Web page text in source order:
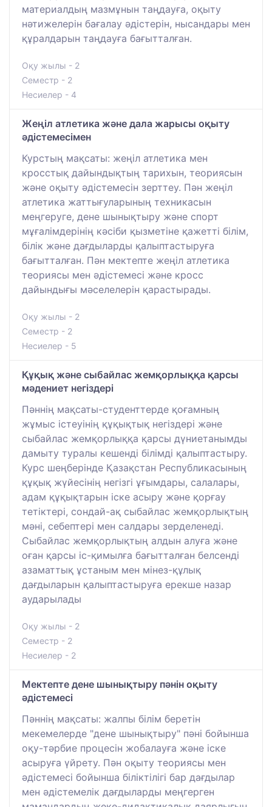
материалдың мазмұнын таңдауға, оқыту
нәтижелерін бағалау әдістерін, нысандары мен
құралдарын таңдауға бағытталған.
Оқу жылы - 2
Семестр - 2
Несиелер - 4
Жеңіл атлетика және дала жарысы оқыту
әдістемесімен
Курстың мақсаты: жеңіл атлетика мен
кросстық дайындықтың тарихын, теориясын
және оқыту әдістемесін зерттеу. Пән жеңіл
атлетика жаттығуларының техникасын
меңгеруге, дене шынықтыру және спорт
мұғалімдерінің кәсіби қызметіне қажетті білім,
білік және дағдыларды қалыптастыруға
бағытталған. Пән мектепте жеңіл атлетика
теориясы мен әдістемесі және кросс
дайындығы мәселелерін қарастырады.
Оқу жылы - 2
Семестр - 2
Несиелер - 5
Құқық және сыбайлас жемқорлыққа қарсы
мәдениет негіздері
Пәннің мақсаты-студенттерде қоғамның
жұмыс істеуінің құқықтық негіздері және
сыбайлас жемқорлыққа қарсы дүниетанымды
дамыту туралы кешенді білімді қалыптастыру.
Курс шеңберінде Қазақстан Республикасының
құқық жүйесінің негізгі ұғымдары, салалары,
адам құқықтарын іске асыру және қорғау
тетіктері, сондай-ақ сыбайлас жемқорлықтың
мәні, себептері мен салдары зерделенеді.
Сыбайлас жемқорлықтың алдын алуға және
оған қарсы іс-қимылға бағытталған белсенді
азаматтық ұстаным мен мінез-құлық
дағдыларын қалыптастыруға ерекше назар
аударылады
Оқу жылы - 2
Семестр - 2
Несиелер - 2
Мектепте дене шынықтыру пәнін оқыту
әдістемесі
Пәннің мақсаты: жалпы білім беретін
мекемелерде "дене шынықтыру" пәні бойынша
оқу-тәрбие процесін жобалауға және іске
асыруға үйрету. Пән оқыту теориясы мен
әдістемесі бойынша біліктілігі бар дағдылар
мен әдістемелік дағдыларды меңгерген